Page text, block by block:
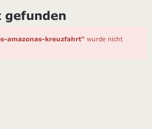
gefunden
amazonas-kreuzfahrt" wurde nicht